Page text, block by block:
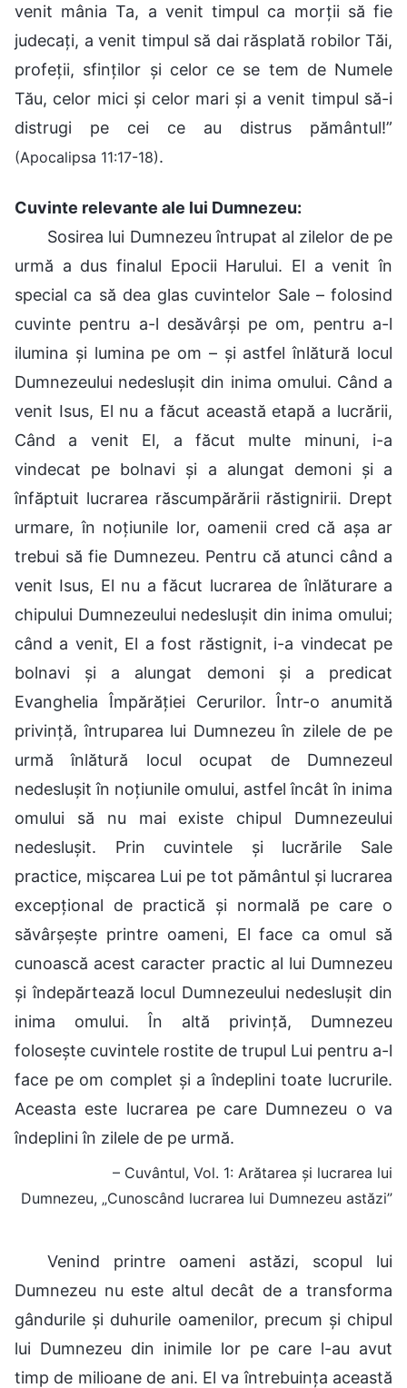
venit mânia Ta, a venit timpul ca morții să fie
judecați, a venit timpul să dai răsplată robilor Tăi,
profeții, sfinților și celor ce se tem de Numele
Tău, celor mici și celor mari și a venit timpul să-i
distrugi pe cei ce au distrus pământul!”
(Apocalipsa 11:17-18).
Cuvinte relevante ale lui Dumnezeu:
Sosirea lui Dumnezeu întrupat al zilelor de pe
urmă a dus finalul Epocii Harului. El a venit în
special ca să dea glas cuvintelor Sale – folosind
cuvinte pentru a-l desăvârși pe om, pentru a-l
ilumina și lumina pe om – și astfel înlătură locul
Dumnezeului nedeslușit din inima omului. Când a
venit Isus, El nu a făcut această etapă a lucrării,
Când a venit El, a făcut multe minuni, i-a
vindecat pe bolnavi și a alungat demoni și a
înfăptuit lucrarea răscumpărării răstignirii. Drept
urmare, în noțiunile lor, oamenii cred că așa ar
trebui să fie Dumnezeu. Pentru că atunci când a
venit Isus, El nu a făcut lucrarea de înlăturare a
chipului Dumnezeului nedeslușit din inima omului;
când a venit, El a fost răstignit, i-a vindecat pe
bolnavi și a alungat demoni și a predicat
Evanghelia Împărăției Cerurilor. Într-o anumită
privință, întruparea lui Dumnezeu în zilele de pe
urmă înlătură locul ocupat de Dumnezeul
nedeslușit în noțiunile omului, astfel încât în inima
omului să nu mai existe chipul Dumnezeului
nedeslușit. Prin cuvintele și lucrările Sale
practice, mișcarea Lui pe tot pământul și lucrarea
excepțional de practică și normală pe care o
săvârșește printre oameni, El face ca omul să
cunoască acest caracter practic al lui Dumnezeu
și îndepărtează locul Dumnezeului nedeslușit din
inima omului. În altă privință, Dumnezeu
folosește cuvintele rostite de trupul Lui pentru a-l
face pe om complet și a îndeplini toate lucrurile.
Aceasta este lucrarea pe care Dumnezeu o va
îndeplini în zilele de pe urmă.
– Cuvântul, Vol. 1: Arătarea și lucrarea lui
Dumnezeu, „Cunoscând lucrarea lui Dumnezeu astăzi”
Venind printre oameni astăzi, scopul lui
Dumnezeu nu este altul decât de a transforma
gândurile și duhurile oamenilor, precum și chipul
lui Dumnezeu din inimile lor pe care l-au avut
timp de milioane de ani. El va întrebuința această